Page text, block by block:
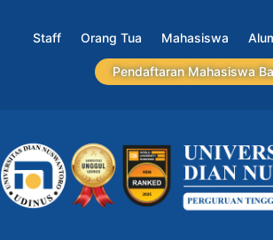
Staff Orang Tua Mahasiswa
Pendaftaran Mahasiswa